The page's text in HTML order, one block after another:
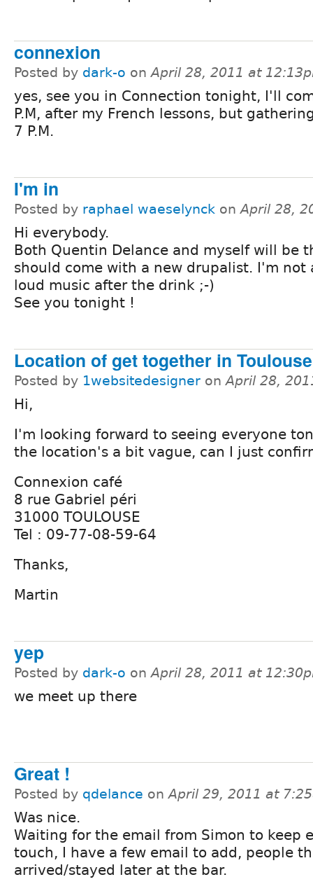
connexion
Posted by dark-o onApril 28, 2011 at
yes, see you in Connection tonight, I'll
P.M, after my French lessons, but
7 P.M.
I'm in
Posted by raphael waeselynck onApril 28,
Hi everybody.
Both Quentin Delance and myself will be
should come with a new drupalist. I'm not
loud music after the drink ;-)
See you tonight !
Location of get together in
Posted by 1websitedesigner onApril 28,
Hi,
I'm looking forward to seeing everyone
the location's a bit vague, can I just
Connexion café
8 rue Gabriel péri
31000 TOULOUSE
Tel : 09-77-08-59-64
Thanks,
Martin
yep
Posted by dark-o onApril 28, 2011 at
we meet up there
Great !
Posted by qdelance onApril 29, 2011 at
Was nice.
Waiting for the email from Simon to keep
touch, I have a few email to add, people
arrived/stayed later at the bar.